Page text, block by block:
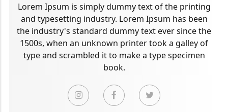
Lorem Ipsum is simply dummy text of the printing
and typesetting industry. Lorem Ipsum has been
the industry's standard dummy text ever since the
1500s, when an unknown printer took a galley of
type and scrambled it to make a type specimen
book.